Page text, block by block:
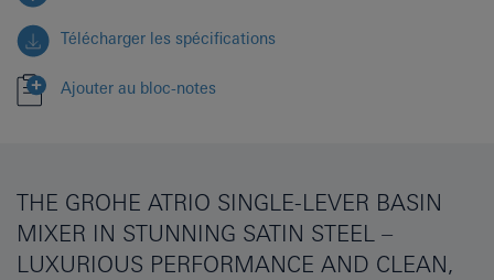
Télécharger les spécifications
Ajouter au bloc-notes
THE GROHE ATRIO SINGLE-LEVER BASIN
MIXER IN STUNNING SATIN STEEL –
LUXURIOUS PERFORMANCE AND CLEAN,